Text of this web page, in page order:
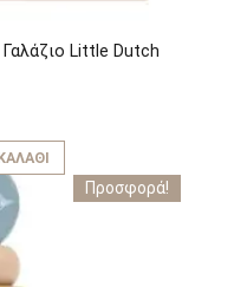
Little Dutch
Προσφορά!